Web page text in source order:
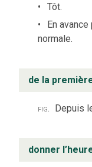
Tôt.
En
normale.
de la
fig. Depuis
donner